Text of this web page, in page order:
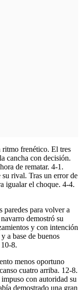
ritmo frenético. El tres
cancha con decisión.
de rematar. 4-1.
rival. Tras un error de
igualar el choque. 4-4.
paredes para volver a
demostró su
y con intención
a base de buenos
8.
menos oportuno
cuatro arriba. 12-8.
con autoridad su
demostrado una gran